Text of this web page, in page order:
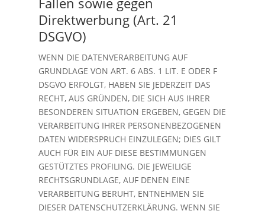
Direktwerbung (Art. 21
DSGVO)
WENN DIE DATENVERARBEITUNG AUF
GRUNDLAGE VON ART. 6 ABS. 1 LIT. E ODER F
DSGVO ERFOLGT, HABEN SIE JEDERZEIT DAS
RECHT, AUS GRÜNDEN, DIE SICH AUS IHRER
BESONDEREN SITUATION ERGEBEN, GEGEN DIE
VERARBEITUNG IHRER PERSONENBEZOGENEN
DATEN WIDERSPRUCH EINZULEGEN; DIES GILT
AUCH FÜR EIN AUF DIESE BESTIMMUNGEN
GESTÜTZTES PROFILING. DIE JEWEILIGE
RECHTSGRUNDLAGE, AUF DENEN EINE
VERARBEITUNG BERUHT, ENTNEHMEN SIE
DIESER DATENSCHUTZERKLÄRUNG. WENN SIE